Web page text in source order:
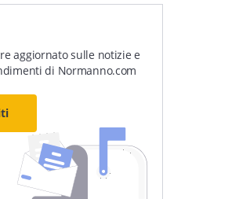
aggiornato sulle notizie e
di Normanno.com